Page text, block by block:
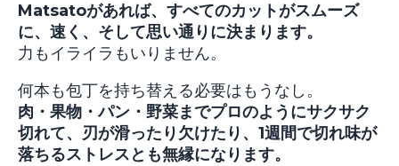
Matsatoがあれば、すべてのカットがスムーズ
に、速く、そして思い通りに決まります。
力もイライラもいりません。
何本も包丁を持ち替える必要はもうなし。
肉・果物・パン・野菜までプロのようにサクサク
切れて、刃が滑ったり欠けたり、1週間で切れ味が
落ちるストレスとも無縁になります。